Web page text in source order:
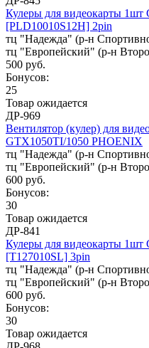
Кулеры для видеокарты 1шт
[PLD10010S12H] 2pin
тц "Надежда" (р-н
тц "Европейский" (р-н
500 руб.
Бонусов:
25
Товар ожидается
ДР-969
Вентилятор (кулер) для
GTX1050TI/1050 PHOENIX
тц "Надежда" (р-н
тц "Европейский" (р-н
600 руб.
Бонусов:
30
Товар ожидается
ДР-841
Кулеры для видеокарты 1шт
[T127010SL] 3pin
тц "Надежда" (р-н
тц "Европейский" (р-н
600 руб.
Бонусов:
30
Товар ожидается